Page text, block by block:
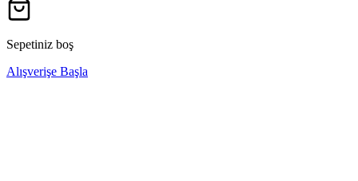
Sepetiniz boş
Alışverişe Başla